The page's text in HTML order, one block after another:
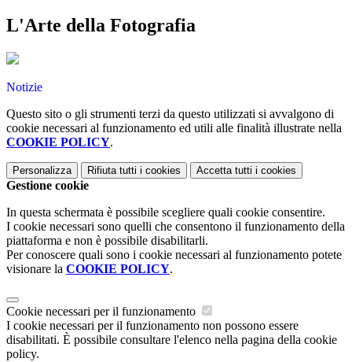
L'Arte della Fotografia
Notizie
Questo sito o gli strumenti terzi da questo utilizzati si avvalgono di
cookie necessari al funzionamento ed utili alle finalità illustrate nella
COOKIE POLICY.
Personalizza Rifiuta tutti i cookies Accetta tutti i cookies
Gestione cookie
In questa schermata è possibile scegliere quali cookie consentire.
I cookie necessari sono quelli che consentono il funzionamento della
piattaforma e non è possibile disabilitarli.
Per conoscere quali sono i cookie necessari al funzionamento potete
visionare la COOKIE POLICY.
Cookie necessari per il funzionamento
I cookie necessari per il funzionamento non possono essere
disabilitati. È possibile consultare l'elenco nella pagina della cookie
policy.